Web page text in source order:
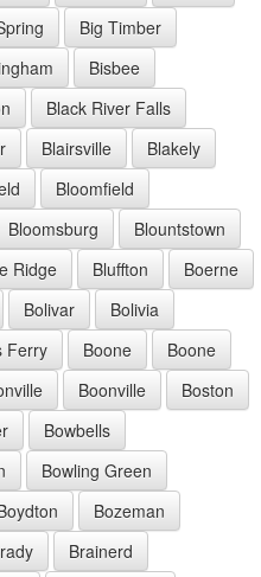
Big Timber
Bisbee
Black River Falls
Blairsville
Blakely
Bloomfield
Bloomsburg
Blountstown
Ridge Bluffton
Boerne
Bolivar
Bolivia
Ferry Boone
Boone
Boonville
Boston
Bowbells
Bowling Green
Bozeman
Brainerd